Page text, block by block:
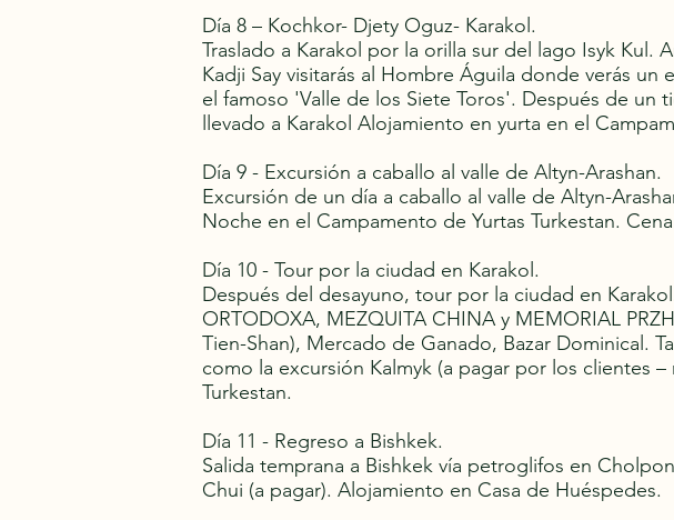
Día 8 – Kochkor- Djety Oguz- Karakol.
Traslado a Karakol por la orilla sur del lago Isyk Kul.
Kadji Say visitarás al Hombre Águila donde verás
el famoso 'Valle de los Siete Toros'. Después de un
llevado a Karakol Alojamiento en yurta en el
Día 9 - Excursión a caballo al valle de Altyn-Arashan.
Excursión de un día a caballo al valle de Altyn-
Noche en el Campamento de Yurtas Turkestan.
Día 10 - Tour por la ciudad en Karakol.
Después del desayuno, tour por la ciudad en
ORTODOXA, MEZQUITA CHINA y MEMORIAL
Tien-Shan), Mercado de Ganado, Bazar Dominical.
como la excursión Kalmyk (a pagar por los clientes
Turkestan.
Día 11 - Regreso a Bishkek.
Salida temprana a Bishkek vía petroglifos en
Chui (a pagar). Alojamiento en Casa de Huéspedes.